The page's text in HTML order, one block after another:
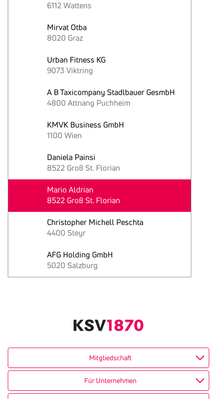
6112 Wattens
Mirvat Otba
8020 Graz
Urban Fitness KG
9073 Viktring
A B Taxicompany Stadlbauer GesmbH
4800 Attnang Puchheim
KMVK Business GmbH
1100 Wien
Daniela Painsi
8522 Groß St. Florian
Mario Aldrian
8522 Groß St. Florian
Christopher Michell Peschta
4400 Steyr
AFG Holding GmbH
5020 Salzburg
Mitgliedschaft
Für Unternehmen